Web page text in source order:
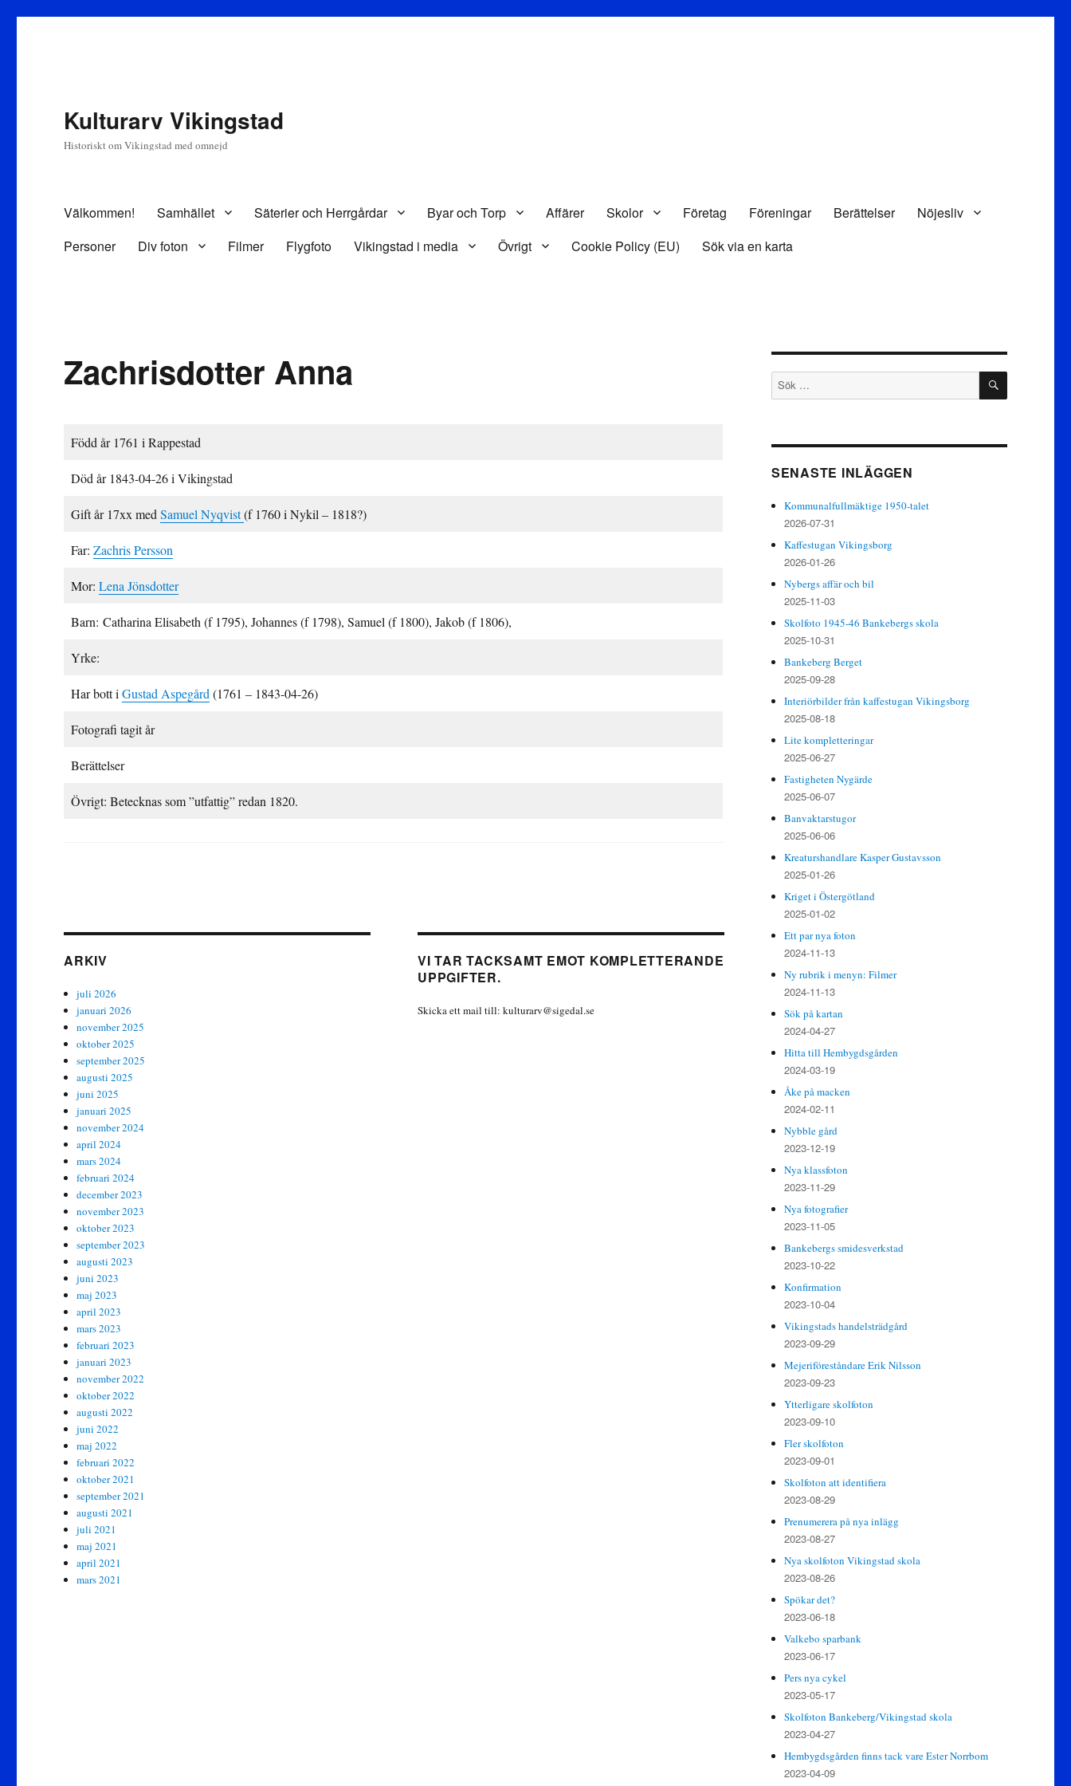
Kulturarv Vikingstad
Historiskt om Vikingstad med omnejd
Välkommen! Samhället Säterier och Herrgårdar Byar och Torp Affärer Skolor Företag Föreningar Berättelser
Nöjesliv
Personer
Div foton Filmer Flygfoto Vikingstad i media Övrigt Cookie Policy (EU) Sök via en karta
Zachrisdotter Anna
Född år 1761 i Rappestad
Död år 1843-04-26 i Vikingstad
Gift år 17xx medSamuel Nyqvist(f 1760 i Nykil – 1818?)
Far:Zachris Persson
Mor:Lena Jönsdotter
Barn: Catharina Elisabeth (f 1795), Johannes (f 1798), Samuel (f 1800), Jakob (f 1806),
Yrke:
Har bott iGustad Aspegård (1761 – 1843-04-26)
Fotografi tagit år
Berättelser
Övrigt: Betecknas som ”utfattig” redan 1820.
ARKIV
juli 2026
januari 2026
november 2025
oktober 2025
september 2025
augusti 2025
juni 2025
januari 2025
november 2024
april 2024
mars 2024
februari 2024
december 2023
november 2023
oktober 2023
september 2023
augusti 2023
juni 2023
maj 2023
april 2023
mars 2023
februari 2023
januari 2023
november 2022
oktober 2022
augusti 2022
juni 2022
maj 2022
februari 2022
oktober 2021
september 2021
augusti 2021
juli 2021
maj 2021
april 2021
mars 2021
VI TAR TACKSAMT EMOT KOMPLETTERANDE
UPPGIFTER.
Skicka ett mail till: kulturarv@sigedal.se
Sök
efter:
SÖK
SENASTE INLÄGGEN
Kommunalfullmäktige 1950-talet
2026-07-31
Kaffestugan Vikingsborg
2026-01-26
Nybergs affär och bil
2025-11-03
Skolfoto 1945-46 Bankebergs skola
2025-10-31
Bankeberg Berget
2025-09-28
Interiörbilder från kaffestugan Vikingsborg
2025-08-18
Lite kompletteringar
2025-06-27
Fastigheten Nygärde
2025-06-07
Banvaktarstugor
2025-06-06
Kreaturshandlare Kasper Gustavsson
2025-01-26
Kriget i Östergötland
2025-01-02
Ett par nya foton
2024-11-13
Ny rubrik i menyn: Filmer
2024-11-13
Sök på kartan
2024-04-27
Hitta till Hembygdsgården
2024-03-19
Åke på macken
2024-02-11
Nybble gård
2023-12-19
Nya klassfoton
2023-11-29
Nya fotografier
2023-11-05
Bankebergs smidesverkstad
2023-10-22
Konfirmation
2023-10-04
Vikingstads handelsträdgård
2023-09-29
Mejeriföreståndare Erik Nilsson
2023-09-23
Ytterligare skolfoton
2023-09-10
Fler skolfoton
2023-09-01
Skolfoton att identifiera
2023-08-29
Prenumerera på nya inlägg
2023-08-27
Nya skolfoton Vikingstad skola
2023-08-26
Spökar det?
2023-06-18
Valkebo sparbank
2023-06-17
Pers nya cykel
2023-05-17
Skolfoton Bankeberg/Vikingstad skola
2023-04-27
Hembygdsgården finns tack vare Ester Norrbom
2023-04-09